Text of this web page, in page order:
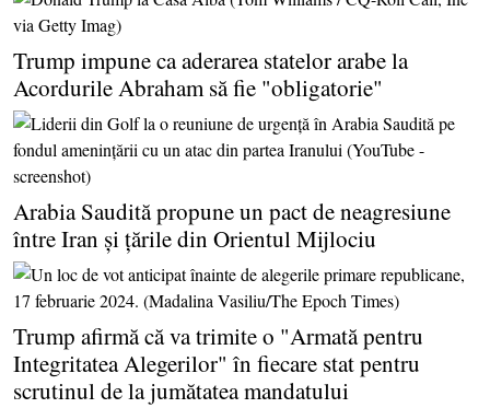
Trump impune ca aderarea statelor arabe la
Acordurile Abraham să fie "obligatorie"
Arabia Saudită propune un pact de neagresiune
între Iran şi ţările din Orientul Mijlociu
Trump afirmă că va trimite o "Armată pentru
Integritatea Alegerilor" în fiecare stat pentru
scrutinul de la jumătatea mandatului